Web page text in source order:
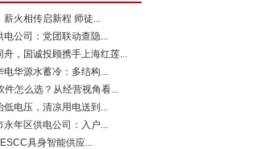
薪火相传启新程 师徒...
电公司：党团联动查隐...
舟，国诚投顾携手上海红莲...
电华源水蓄冷：多结构...
件怎么选？从经营视角看...
低电压，清凉用电送到...
永年区供电公司：入户...
具身智能供应...